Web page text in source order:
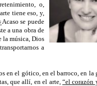
o,
tiene eso, y,
se puede
a una obra de
la música, Dios
a
en el gótico, en el barroco, en la
que allí, en el arte,“el corazón